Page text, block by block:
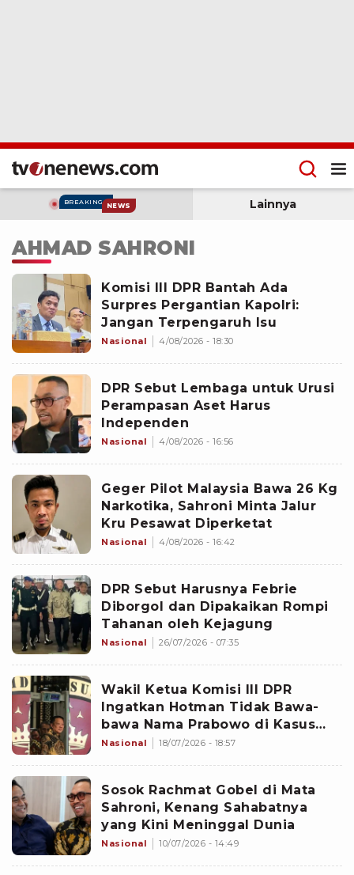
BREAKING NEWS Lainnya
AHMAD SAHRONI
Komisi III DPR Bantah Ada
Surpres Pergantian Kapolri:
Jangan Terpengaruh Isu
Nasional 4/08/2026 - 18:30
DPR Sebut Lembaga untuk Urusi
Perampasan Aset Harus
Independen
Nasional 4/08/2026 - 16:56
Geger Pilot Malaysia Bawa 26 Kg
Narkotika, Sahroni Minta Jalur
Kru Pesawat Diperketat
Nasional 4/08/2026 - 16:42
DPR Sebut Harusnya Febrie
Diborgol dan Dipakaikan Rompi
Tahanan oleh Kejagung
Nasional 26/07/2026 - 07:35
Wakil Ketua Komisi III DPR
Ingatkan Hotman Tidak Bawa-
bawa Nama Prabowo di Kasus
Eks Jampidsus
Nasional 18/07/2026 - 18:57
Sosok Rachmat Gobel di Mata
Sahroni, Kenang Sahabatnya
yang Kini Meninggal Dunia
Nasional 10/07/2026 - 14:49